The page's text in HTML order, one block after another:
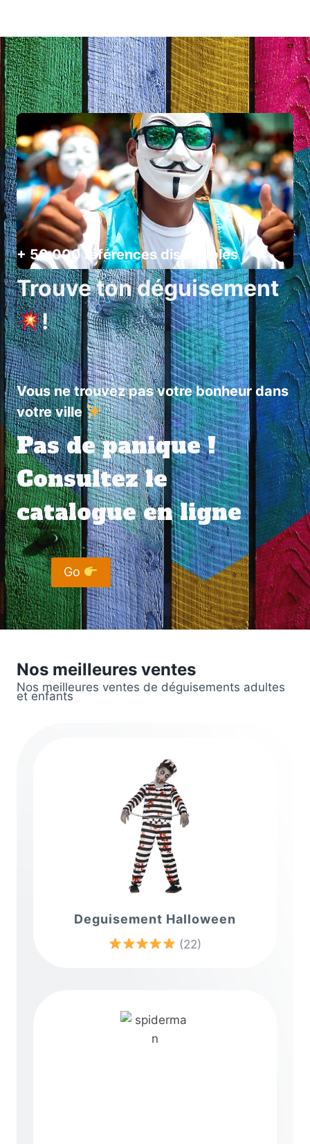
+ 50 000 références disponibles
Trouve ton déguisement
!
Vous ne trouvez pas votre bonheur dans
votre ville
Pas de panique !
Consultez le
catalogue en ligne
Go
Nos meilleures ventes
Nos meilleures ventes de déguisements adultes
et enfants
Deguisement Halloween
(22)